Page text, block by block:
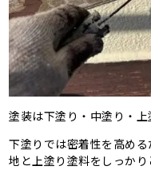
塗装は下塗り・中塗り・上
下塗りでは密着性を高め
地と上塗り塗料をしっかり